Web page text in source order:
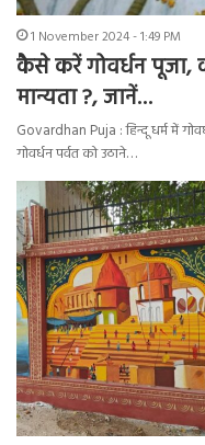
1 November 2024 - 1:49 PM
कैसे करें गोवर्धन
मान्यता ?, जानें…
Govardhan Puja : हिन्दू धर्म में
गोवर्धन पर्वत को उठाने…